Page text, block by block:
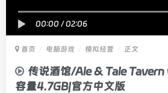
00:00 /02:06
首页 电脑游戏 模拟经营 正文
传说酒馆/Ale & Tale Tavern
容量4.7GB|官方中文版